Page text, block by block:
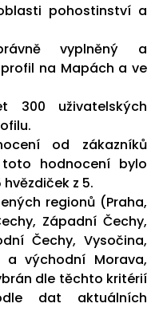
pohostinství a
vyplněný a
na Mapách a ve
300 uživatelských
od zákazníků
hodnocení bylo
z 5.
regionů (Praha,
Západní Čechy,
Čechy, Vysočina,
a východní Morava,
dle těchto kritérií
dat aktuálních